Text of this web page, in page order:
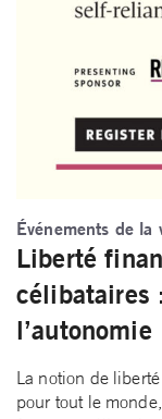
Événements de la
Liberté
célibataires
l’autonomie
La notion de
pour tout le